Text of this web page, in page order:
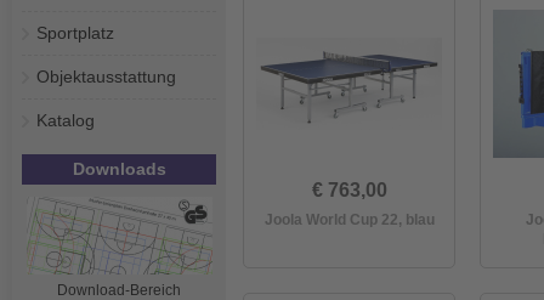
Sportplatz
Objektausstattung
Katalog
Downloads
Download-Bereich
€ 763,00
Joola World Cup 22, blau